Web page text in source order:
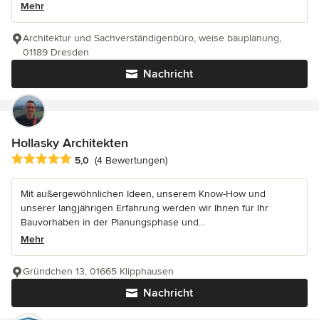
Mehr
Nachricht
Architektur und Sachverständigenbüro, weise bauplanung,
01189 Dresden
Hollasky Architekten
Durchschnittliche Bewertung: 5 von 5 Sternen
5,0 (4 Bewertungen)
Mit außergewöhnlichen Ideen, unserem Know-How und
unserer langjährigen Erfahrung werden wir Ihnen für Ihr
Bauvorhaben in der Planungsphase und...
Mehr
Nachricht
Gründchen 13, 01665 Klipphausen